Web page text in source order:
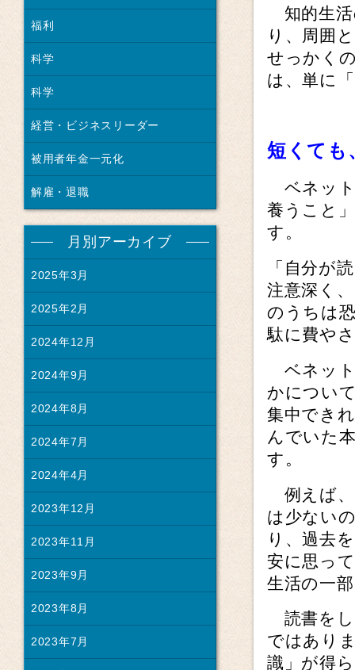
知的生活
り、周囲
せっかく
は、単に
短くても
ベネット
養うこと
す。
「自分が
注意深く
のうちは
駄に費や
ベネット
かについ
集中でき
んでいた
す。
例えば、
は少ない
り、過去
安に思っ
生活の一
読書をし
ではあり
識」が得
福利
科学
科学
経営・ビジネスリーダー
被用者年金一元化
解雇・退職
月別アーカイブ
2025年3月
2025年2月
2024年12月
2024年9月
2024年8月
2024年7月
2024年4月
2023年12月
2023年11月
2023年9月
2023年8月
2023年7月